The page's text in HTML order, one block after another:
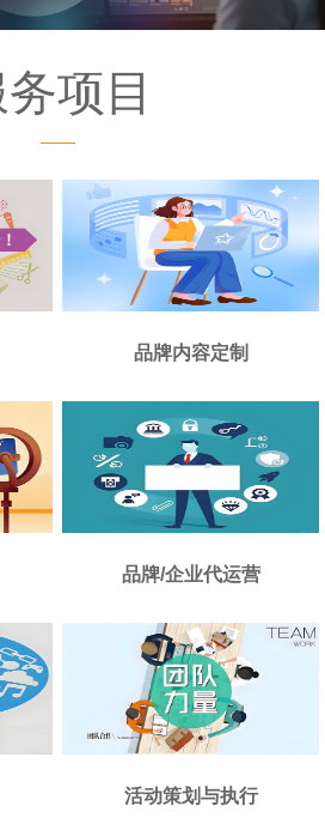
项目
品牌内容定制
品牌/企业代运营
活动策划与执行